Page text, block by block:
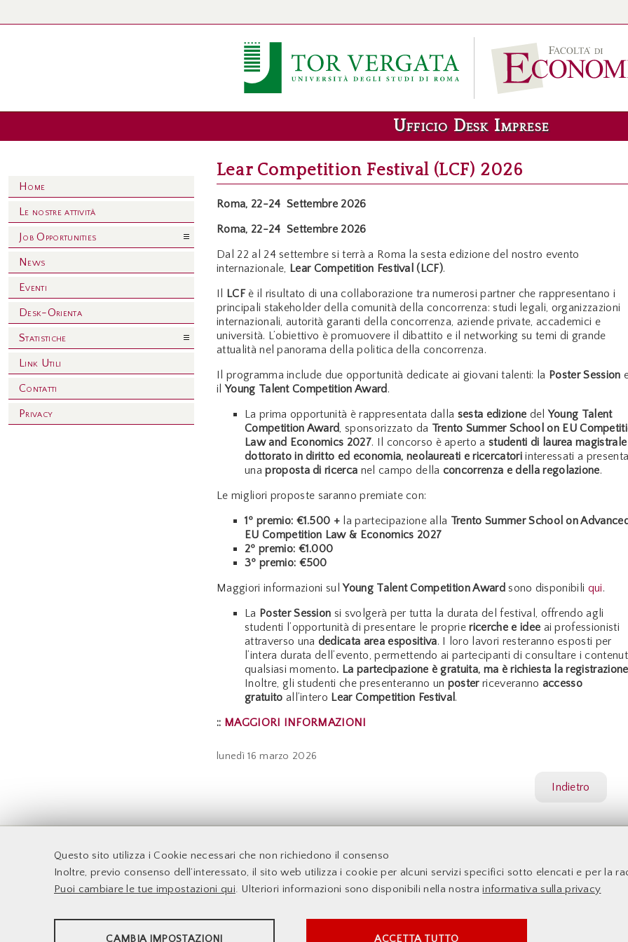
Questo sito utilizza i Cookie necessari che non richiedono il consenso
Inoltre, previo consenso dell’interessato, il sito web utilizza i cookie per alcuni servizi specifici sotto elencati e per la
Puoi cambiare le tue impostazioni qui. Ulteriori informazioni sono disponibili nella nostrainformativa sulla privacy
STATISTICHE
CAMBIA IMPOSTAZIONI ACCETTA TUTTO
Ufficio Desk Imprese
Lear Competition Festival (LCF) 2026
Roma, 22-24 Settembre 2026
Roma, 22-24 Settembre 2026
Dal 22 al 24 settembre si terrà a Roma la sesta edizione del nostro evento
internazionale, Lear Competition Festival (LCF).
Il
LCFè il risultato di una collaborazione tra numerosi partner che rappresentano i
principali stakeholder della comunità della concorrenza: studi legali, organizzazioni
internazionali, autorità garanti della concorrenza, aziende private, accademici e
università. L’obiettivo è promuovere il dibattito e il networking su temi di grande
attualità nel panorama della politica della concorrenza.
Il programma include due opportunità dedicate ai giovani talenti: la Poster Session
ilYoung Talent Competition Award.
La prima opportunità è rappresentata dalla sesta edizione delYoung Talent
Competition Award, sponsorizzato da Trento Summer School on EU
Law and Economics 2027. Il concorso è aperto astudenti di laurea
dottorato in diritto ed economia, neolaureati e ricercatoriinteressati a
unaproposta di ricerca nel campo della concorrenza e della regolazione.
Le migliori proposte saranno premiate con:
1º premio: €1.500 + la partecipazione alla Trento Summer School on
EU Competition Law & Economics 2027
2º premio: €1.000
3º premio: €500
Maggiori informazioni sulYoung Talent Competition Award sono disponibili qui.
La Poster Session si svolgerà per tutta la durata del festival, offrendo agli
studenti l’opportunità di presentare le propriericerche e idee ai professionisti
attraverso una dedicata area espositiva. I loro lavori resteranno esposti per
l’intera durata dell’evento, permettendo ai partecipanti di consultare i
qualsiasi momento. La partecipazione è gratuita, ma è richiesta la registrazione
Inoltre, gli studenti che presenteranno un posterriceveranno accesso
gratuito all’intero Lear Competition Festival .
:: MAGGIORI INFORMAZIONI
lunedì16 marzo 2026
Indietro
Home
Le nostre attività
Job Opportunities
News
Eventi
Desk-Orienta
Statistiche
Link Utili
Contatti
Privacy
Accessibilità
Supporto Tecnico
Le Infrastrutture
Docenti
Sito web d'Ateneo
Sistema DELPHI